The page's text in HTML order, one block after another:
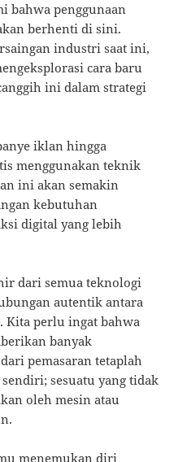
bahwa penggunaan
berhenti di sini.
industri saat ini,
cara baru
ini dalam strategi
iklan hingga
menggunakan teknik
ini akan semakin
kebutuhan
digital yang lebih
dari semua teknologi
autentik antara
Kita perlu ingat bahwa
banyak
pemasaran tetaplah
sesuatu yang tidak
oleh mesin atau
menemukan diri